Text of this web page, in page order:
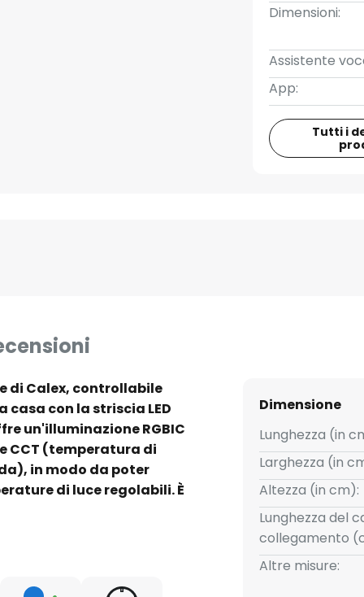
Dimensioni:
Assistente
App:
Tutti i
di Calex, controllabile
con la striscia LED
un'illuminazione RGBIC
CCT (temperatura di
in modo da poter
di luce regolabili. È
luogo con l'app
per personalizzare
prodotti SMART di Calex a
comodità e un
Dimensione
Lunghezza (in
Larghezza (in
Altezza (in cm):
Lunghezza del
collegamento
Altre misure: